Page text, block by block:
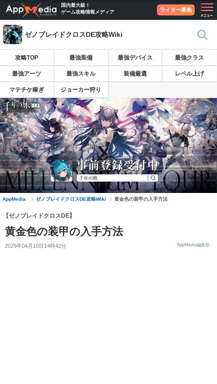
国内最大級！
ゲーム攻略情報メディア
ライター募集
ゼノブレイドクロスDE攻略Wiki
攻略TOP 最強装備 最強デバイス 最強クラス
最強アーツ 最強スキル 装備厳選 レベル上げ
マテチケ稼ぎ ジョーカー狩り
AppMedia ゼノブレイドクロスDE攻略Wiki 黄金色の装甲の入手方法
【ゼノブレイドクロスDE】
黄金色の装甲の入手方法
2025年04月10日14時42分 AppMedia編集部